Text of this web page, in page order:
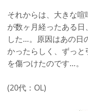
それからは、大きな
が数ヶ月経ったある
した…。原因はあの日
かったらしく、ずっ
を傷つけたのです…。
(20代：OL)